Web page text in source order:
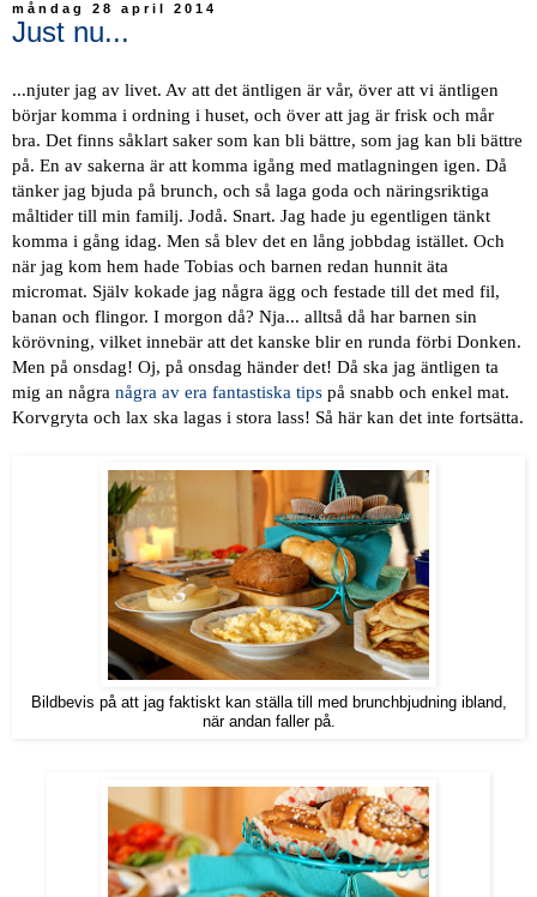
måndag 28 april 2014
Just nu...
...njuter jag av livet. Av att det äntligen är vår, över att vi äntligen
börjar komma i ordning i huset, och över att jag är frisk och mår
bra. Det finns såklart saker som kan bli bättre, som jag kan bli bättre
på. En av sakerna är att komma igång med matlagningen igen. Då
tänker jag bjuda på brunch, och så laga goda och näringsriktiga
måltider till min familj. Jodå. Snart. Jag hade ju egentligen tänkt
komma i gång idag. Men så blev det en lång jobbdag istället. Och
när jag kom hem hade Tobias och barnen redan hunnit äta
micromat. Själv kokade jag några ägg och festade till det med fil,
banan och flingor. I morgon då? Nja... alltså då har barnen sin
körövning, vilket innebär att det kanske blir en runda förbi Donken.
Men på onsdag! Oj, på onsdag händer det! Då ska jag äntligen ta
mig an några några av era fantastiska tips på snabb och enkel mat.
Korvgryta och lax ska lagas i stora lass! Så här kan det inte fortsätta.
Bildbevis på att jag faktiskt kan ställa till med brunchbjudning ibland,
när andan faller på.